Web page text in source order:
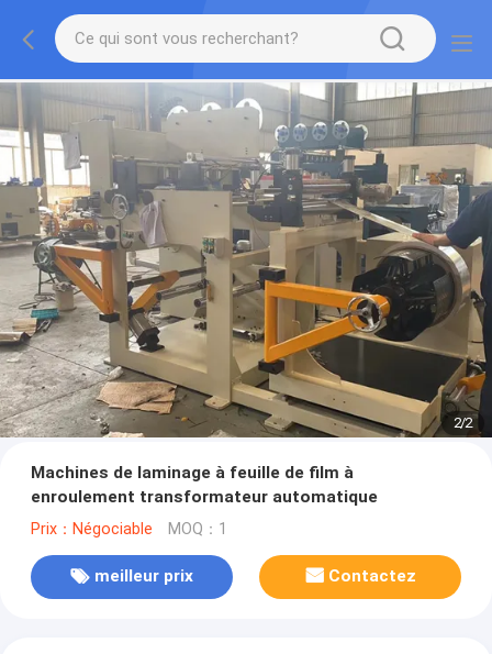
2/2
Machines de laminage à feuille de film à
enroulement transformateur automatique
Prix：Négociable MOQ：1
meilleur prix Contactez